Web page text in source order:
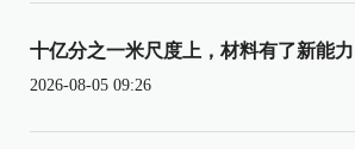
十亿分之一米尺度上，材料有了新能力
2026-08-05 09:26